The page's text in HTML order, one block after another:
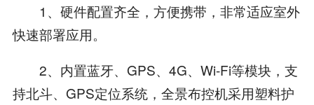
1、硬件配置齐全，方便携带，非常适应室外
快速部署应用。
2、内置蓝牙、GPS、4G、Wi-Fi等模块，支
持北斗、GPS定位系统，全景布控机采用塑料护